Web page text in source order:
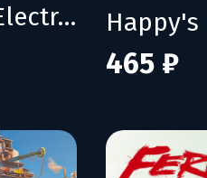
ReStory: Chill Electronics Repairs
465 ₽